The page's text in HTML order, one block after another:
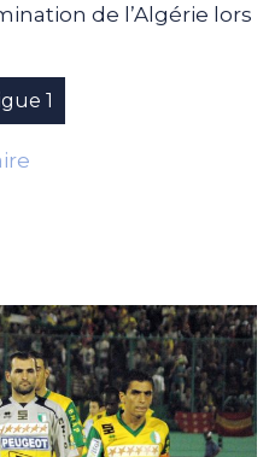
de l’Algérie lors
1